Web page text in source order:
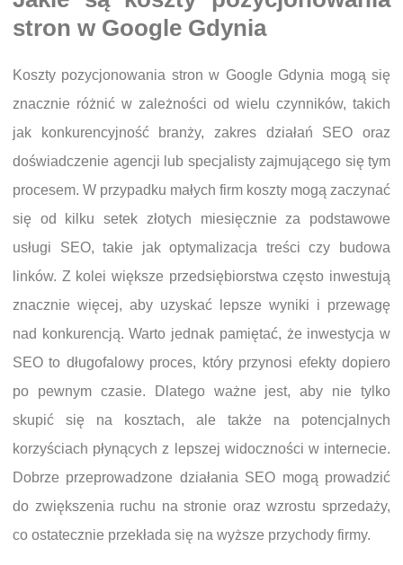
stron w Google Gdynia
Koszty pozycjonowania stron w Google Gdynia mogą się
znacznie różnić w zależności od wielu czynników, takich
jak konkurencyjność branży, zakres działań SEO oraz
doświadczenie agencji lub specjalisty zajmującego się tym
procesem. W przypadku małych firm koszty mogą zaczynać
się od kilku setek złotych miesięcznie za podstawowe
usługi SEO, takie jak optymalizacja treści czy budowa
linków. Z kolei większe przedsiębiorstwa często inwestują
znacznie więcej, aby uzyskać lepsze wyniki i przewagę
nad konkurencją. Warto jednak pamiętać, że inwestycja w
SEO to długofalowy proces, który przynosi efekty dopiero
po pewnym czasie. Dlatego ważne jest, aby nie tylko
skupić się na kosztach, ale także na potencjalnych
korzyściach płynących z lepszej widoczności w internecie.
Dobrze przeprowadzone działania SEO mogą prowadzić
do zwiększenia ruchu na stronie oraz wzrostu sprzedaży,
co ostatecznie przekłada się na wyższe przychody firmy.